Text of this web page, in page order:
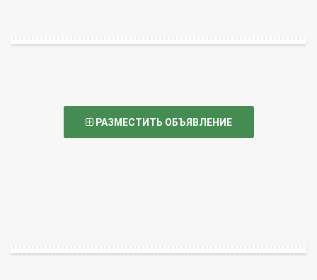
РАЗМЕСТИТЬ ОБЪЯВЛЕНИЕ